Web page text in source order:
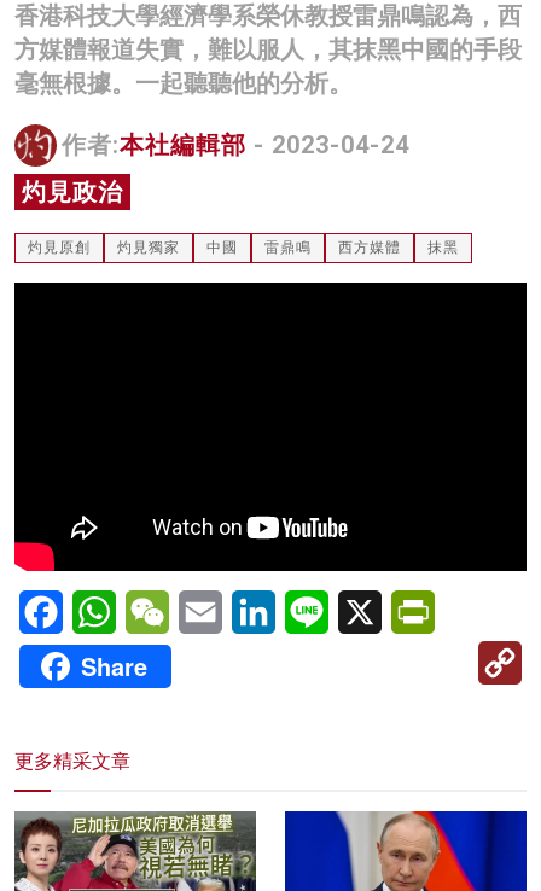
影片
名家榜
關於我們
香港科技大學經濟學系榮休教授雷鼎鳴認為，西
方媒體報道失實，難以服人，其抹黑中國的手段
毫無根據。一起聽聽他的分析。
作者:本社編輯部 - 2023-04-24
灼見政治
灼見原創 灼見獨家 中國 雷鼎鳴 西方媒體 抹黑
FacebookWhatsAppWeChatEmail LinkedInLine X
Share
更多精采文章